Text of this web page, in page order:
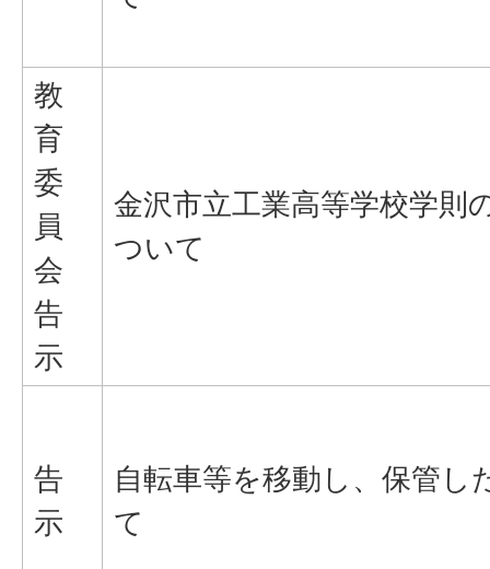
教
育
委
員
会
告
示
金沢市立工業高等学校学則
ついて
告
示
自転車等を移動し、保管し
て